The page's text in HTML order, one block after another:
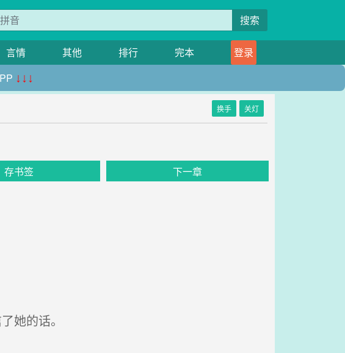
搜索
言情 其他 排行 完本
登录
↓↓↓
换手 关灯
存书签 下一章
她的话。